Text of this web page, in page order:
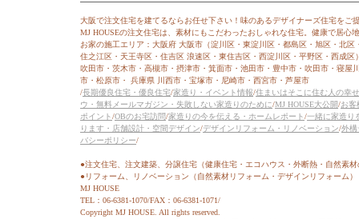
大阪で注文住宅を建てるならお任せ下さい！味のあるデザイナーズ住宅をご
MJ HOUSEの注文住宅は、素材にもこだわったおしゃれな住宅。健康で居心
お家の施工エリア：大阪府 大阪市（淀川区・東淀川区・都島区・旭区・北
住之江区・天王寺区・住吉区 浪速区・東住吉区・西淀川区・平野区・西成区
吹田市・茨木市・高槻市・摂津市・箕面市・池田市・豊中市・吹田市・寝
市・松原市・ 兵庫県 川西市・宝塚市・尼崎市・西宮市・芦屋市
/長期優良住宅・優良住宅/家造り・イベント情報/住まいはそこに住む人の幸
ウ・無料メールマガジン・失敗しない家造りのために/MJ HOUSE大公開/お客
ポイント/OBのお宅訪問/家造りの今を伝える・ホームレポート/一緒に家造り
ります・店舗設計・空間デザイン/デザインリフォーム・リノベーション/外構
バシーポリシー/
●注文住宅、注文建築、分譲住宅（健康住宅・エコハウス・外断熱・自然素
●リフォーム、リノベーション（自然素材リフォーム・デザインリフォーム）
MJ HOUSE
TEL：06-6381-1070/FAX：06-6381-1071/
Copyright MJ HOUSE. All rights reserved.